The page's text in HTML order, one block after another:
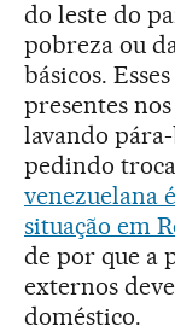
do leste do
pobreza ou
básicos.
presentes
lavando
pedindo
venezuelana
situação em
de por que a
externos
doméstico.